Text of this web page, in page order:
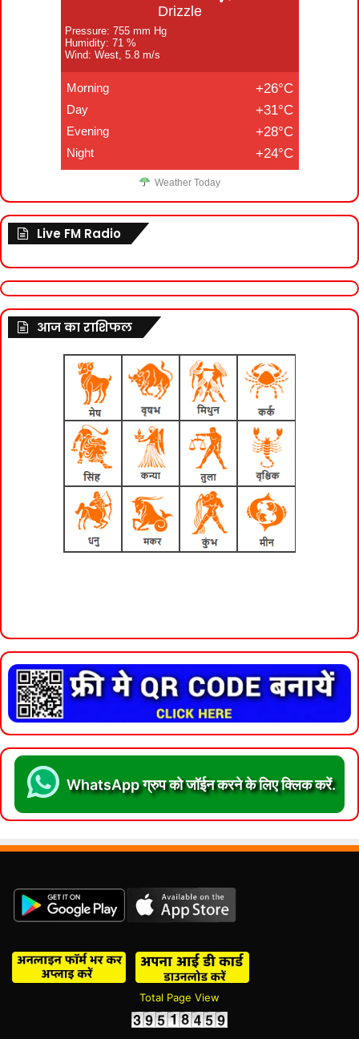
Drizzle
Pressure: 755 mm Hg
Humidity: 71 %
Wind: West, 5.8 m/s
Morning +26°C
Day +31°C
Evening +28°C
Night +24°C
Weather Today
Live FM Radio
आज का राशिफल
WhatsApp ग्रुप को जॉईन करने के लिए क्लिक करें.
Total Page View